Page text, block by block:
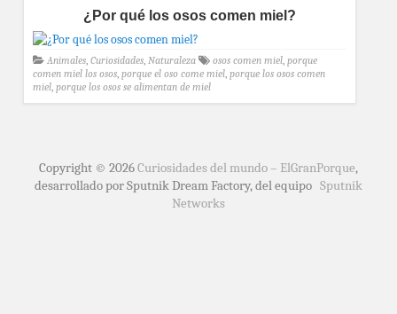
¿Por qué los osos comen miel?
Animales, Curiosidades, Naturaleza osos comen miel, porque
comen miel los osos, porque el oso come miel, porque los osos comen
miel, porque los osos se alimentan de miel
Copyright © 2026Curiosidades del mundo – ElGranPorque,
desarrollado por Sputnik Dream Factory, del equipo Sputnik
Networks